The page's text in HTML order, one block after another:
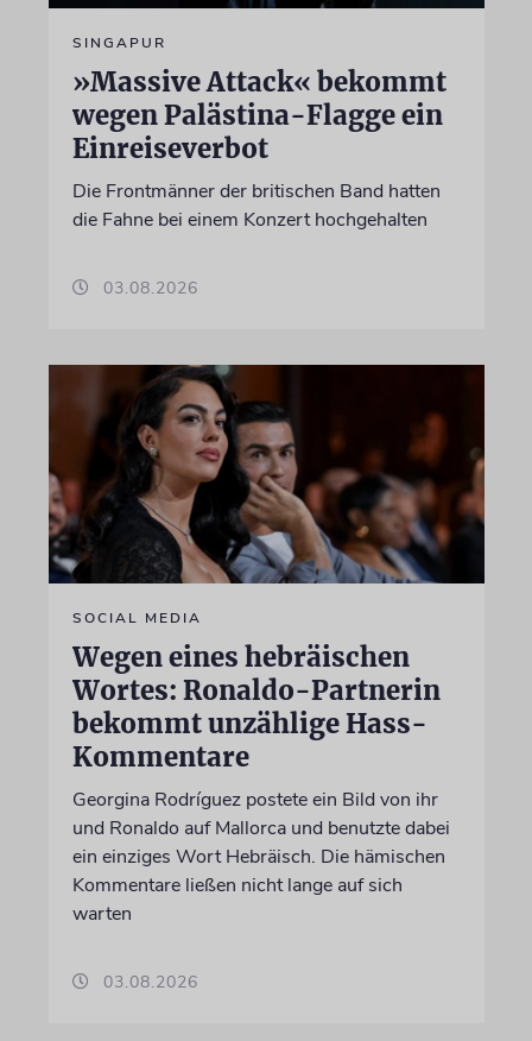
SINGAPUR
»Massive Attack« bekommt
wegen Palästina-Flagge ein
Einreiseverbot
Die Frontmänner der britischen Band hatten
die Fahne bei einem Konzert hochgehalten
03.08.2026
SOCIAL MEDIA
Wegen eines hebräischen
Wortes: Ronaldo-Partnerin
bekommt unzählige Hass-
Kommentare
Georgina Rodríguez postete ein Bild von ihr
und Ronaldo auf Mallorca und benutzte dabei
ein einziges Wort Hebräisch. Die hämischen
Kommentare ließen nicht lange auf sich
warten
03.08.2026